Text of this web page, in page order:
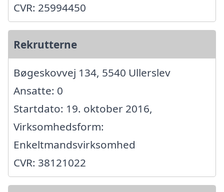
CVR: 25994450
Rekrutterne
Bøgeskovvej 134, 5540 Ullerslev
Ansatte: 0
Startdato: 19. oktober 2016,
Virksomhedsform:
Enkeltmandsvirksomhed
CVR: 38121022